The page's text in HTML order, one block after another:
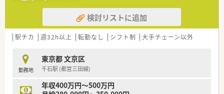
一に考えた質の高い医療サービスの提供を目指しています。
■大手チェーンにはないアットホームな雰囲気を大切にしてお
り、スタッフ一人ひとりの意見が反映されやすい環境です。
■従業員の働きやすさを追求し、ワークライフバランスの充実に
【職場環境と雰囲気】
■少人数制ならではの風通しの良さがあり、職種を問わずスタッ
フ同士が助け合いながら和やかに業務を行っている環境です。
■アットホームな雰囲気の中で業務を進めているため、業務中の
検討リストに追加
駅チカ 週32h以上 転勤なし シフト制 大手チェーン以外
勤務地
東京都 文京区
千石駅 (都営三田線)
年収400万円～500万円